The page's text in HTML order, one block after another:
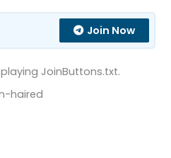
Join Now
JoinButtons.txt.
haired